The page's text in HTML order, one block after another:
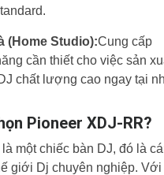
(Home Studio):Cung cấp
cần thiết cho việc sản
chất lượng cao ngay tại
Pioneer XDJ-RR?
một chiếc bàn DJ, đó là
giới Dj chuyên nghiệp.